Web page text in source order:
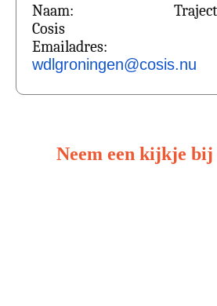
Naam:
Cosis
Emailadres:
wdlgroningen@cosis.nu
Neem een kijkje bij